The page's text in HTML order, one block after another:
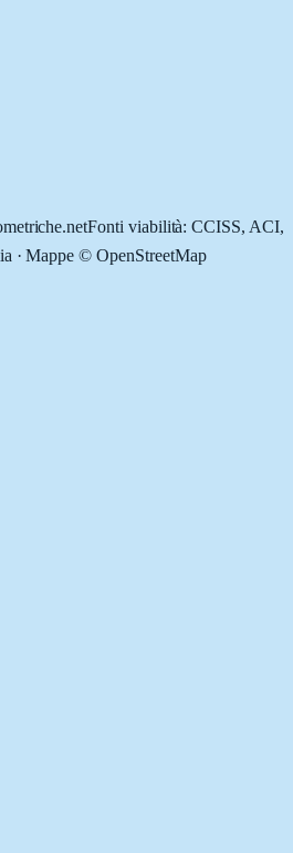
Fonti viabilità: CCISS, ACI,
· Mappe © OpenStreetMap